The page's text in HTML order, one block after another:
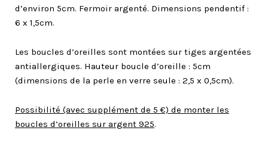
d’environ 5cm. Fermoir argenté. Dimensions pendentif :
6 x 1,5cm.
Les boucles d’oreilles sont montées sur tiges argentées
antiallergiques. Hauteur boucle d’oreille : 5cm
(dimensions de la perle en verre seule : 2,5 x 0,5cm).
Possibilité (avec supplément de 5 €) de monter les
boucles d’oreilles sur argent 925.